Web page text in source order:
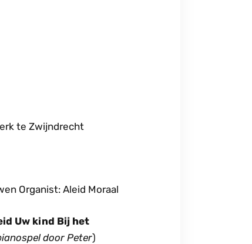
te Zwijndrecht
Organist: Aleid Moraal
Uw kind Bij het
door Peter)